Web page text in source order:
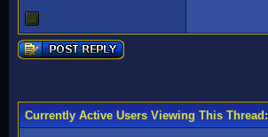
Currently Active Users Viewing This